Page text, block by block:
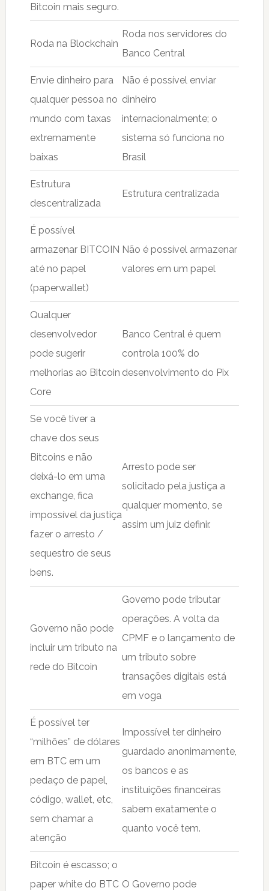
Bitcoin mais seguro.
Roda na Blockchain
Roda nos servidores do
Banco Central
Envie dinheiro para
qualquer pessoa no
mundo com taxas
extremamente
baixas
Não é possível enviar
dinheiro
internacionalmente; o
sistema só funciona no
Brasil
Estrutura
descentralizada
Estrutura centralizada
É possível
armazenar BITCOIN
até no papel
(paperwallet)
Não é possível armazenar
valores em um papel
Qualquer
desenvolvedor
pode sugerir
melhorias ao Bitcoin
Core
Banco Central é quem
controla 100% do
desenvolvimento do Pix
Se você tiver a
chave dos seus
Bitcoins e não
deixá-lo em uma
exchange, fica
impossível da justiça
fazer o arresto /
sequestro de seus
bens.
Arresto pode ser
solicitado pela justiça a
qualquer momento, se
assim um juiz definir.
Governo não pode
incluir um tributo na
rede do Bitcoin
Governo pode tributar
operações. A volta da
CPMF e o lançamento de
um tributo sobre
transações digitais está
em voga
É possível ter
“milhões” de dólares
em BTC em um
pedaço de papel,
código, wallet, etc,
sem chamar a
atenção
Impossível ter dinheiro
guardado anonimamente,
os bancos e as
instituições financeiras
sabem exatamente o
quanto você tem.
Bitcoin é escasso; o
paper white do BTC O Governo pode